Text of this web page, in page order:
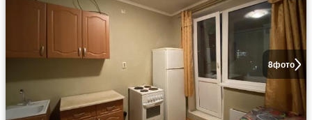
8фото